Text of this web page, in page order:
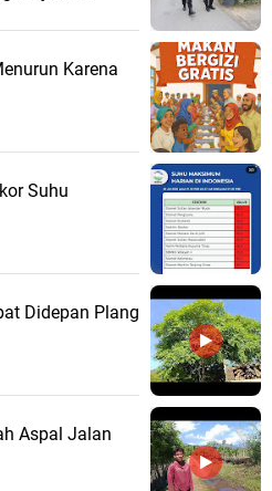
Karena
Suhu
Didepan Plang
Aspal Jalan